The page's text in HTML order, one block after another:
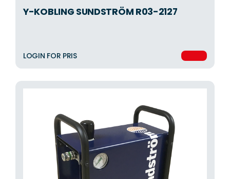
Y-KOBLING SUNDSTRÖM R03-2127
LOGIN FOR PRIS